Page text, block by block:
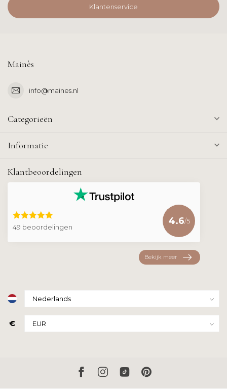
Klantenservice
Mainès
info@maines.nl
Categorieën
Informatie
Klantbeoordelingen
49 beoordelingen
4.6/5
Bekijk meer
€